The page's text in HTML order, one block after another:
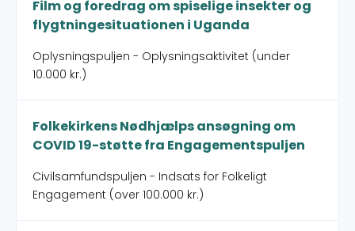
Film og foredrag om spiselige insekter og
flygtningesituationen i Uganda
Oplysningspuljen - Oplysningsaktivitet (under
10.000 kr.)
Folkekirkens Nødhjælps ansøgning om
COVID 19-støtte fra Engagementspuljen
Civilsamfundspuljen - Indsats for Folkeligt
Engagement (over 100.000 kr.)